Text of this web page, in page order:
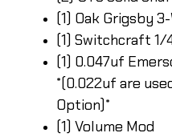
(1) Oak Grigsby
(1) Switchcraft
(1) 0.047uf
*(0.022uf are
Option)*
(1) Volume Mod